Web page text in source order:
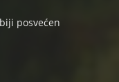
posvećen